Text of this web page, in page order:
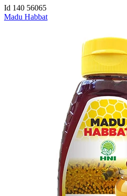
Id 140 56065
Madu Habbat